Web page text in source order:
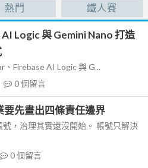
熱門 鐵人賽
Logic 與 Gemini Nano 打造
Firebase AI Logic 與 G...
0個留言
先畫出四條責任邊界
，治理其實還沒開始。 帳號只解決
0個留言